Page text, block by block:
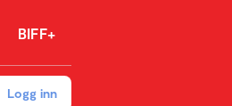
BIFF+
Logg inn